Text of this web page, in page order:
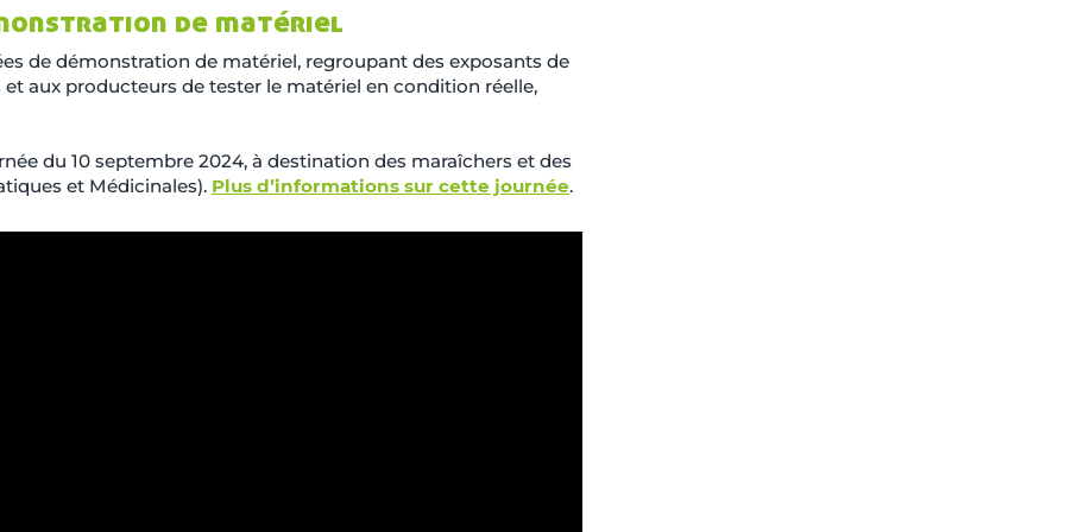
de matériel
de démonstration de matériel, regroupant des exposants de
aux producteurs de tester le matériel en condition réelle,
du 10 septembre 2024, à destination des maraîchers et des
et Médicinales). Plus d’informations sur cette journée.